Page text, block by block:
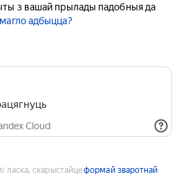
з вашай прылады падобныя да
адбыцца?
Cloud
ласка, скарыстайцеформай зваротнай